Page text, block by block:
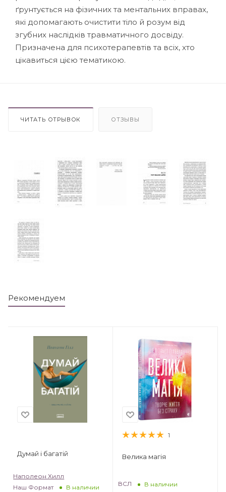
ґрунтується на фізичних та ментальних вправах,
які допомагають очистити тіло й розум від
згубних наслідків травматичного досвіду.
Призначена для психотерапевтів та всіх, хто
цікавиться цією тематикою.
ЧИТАТЬ ОТРЫВОК ОТЗЫВЫ
Рекомендуем
Думай і багатій
Наполеон Хилл
Наш Формат
В наличии
1
Велика магія
ВСЛ В наличии